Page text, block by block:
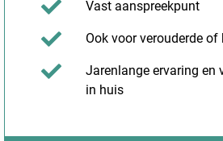
Vast aanspreekpunt
Ook voor verouderde of
Jarenlange ervaring en
in huis